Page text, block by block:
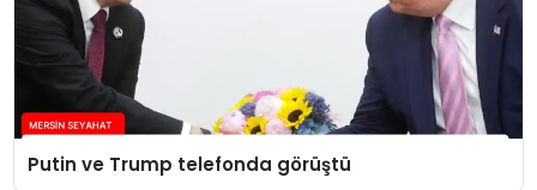
Putin ve Trump telefonda görüştü